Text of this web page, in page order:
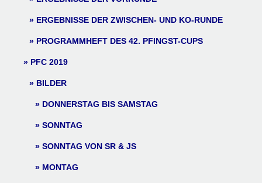
ERGEBNISSE DER ZWISCHEN- UND KO-RUNDE
PROGRAMMHEFT DES 42. PFINGST-CUPS
PFC 2019
BILDER
DONNERSTAG BIS SAMSTAG
SONNTAG
SONNTAG VON SR & JS
MONTAG